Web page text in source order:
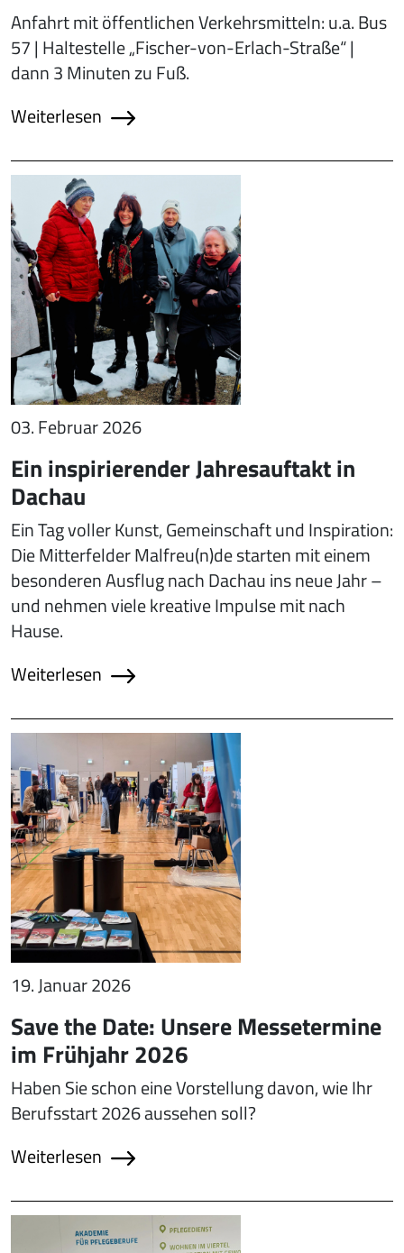
Anfahrt mit öffentlichen Verkehrsmitteln: u.a. Bus
57 | Haltestelle „Fischer-von-Erlach-Straße“ |
dann 3 Minuten zu Fuß.
Weiterlesen
03. Februar 2026
Ein inspirierender Jahresauftakt in
Dachau
Ein Tag voller Kunst, Gemeinschaft und Inspiration:
Die Mitterfelder Malfreu(n)de starten mit einem
besonderen Ausflug nach Dachau ins neue Jahr –
und nehmen viele kreative Impulse mit nach
Hause.
Weiterlesen
19. Januar 2026
Save the Date: Unsere Messetermine
im Frühjahr 2026
Haben Sie schon eine Vorstellung davon, wie Ihr
Berufsstart 2026 aussehen soll?
Weiterlesen